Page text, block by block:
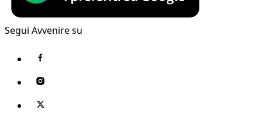
Segui Avvenire su